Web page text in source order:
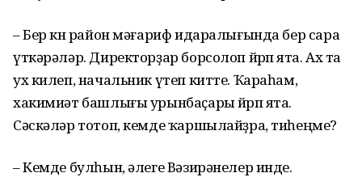
– Бер көн район мәғариф идаралығында бер сара
үткәрәләр. Директорҙар борсолоп йөрөп ята. Ах та
ух килеп, начальник үтеп китте. Ҡараһам,
хакимиәт башлығы урынбаҫары йөрөп ята.
Сәскәләр тотоп, кемде ҡаршылайҙра, тиһеңме?
– Кемде булһын, әлеге Вәзирәнелер инде.